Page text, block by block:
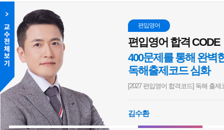
길러주는
N제)
지구
연고
의
[지구과
논리 실전
] [2027 쉬운편입] 스나이퍼 논리D (기출변형)